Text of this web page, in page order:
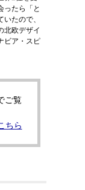
ったら「と
たので、
北欧デザイ
ビア・スピ
ご覧
ちら